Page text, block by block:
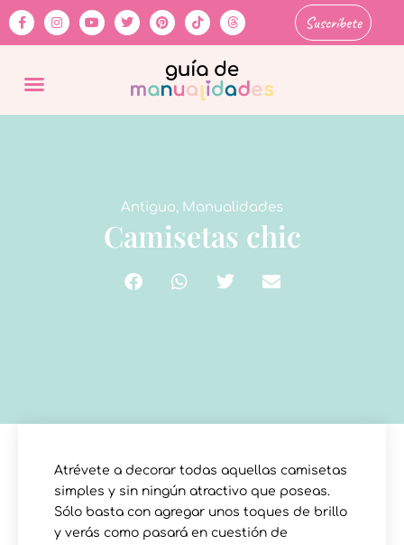
Suscríbete
Antiguo, Manualidades
Camisetas chic
Atrévete a decorar todas aquellas camisetas
simples y sin ningún atractivo que poseas.
Sólo basta con agregar unos toques de brillo
y verás como pasará en cuestión de